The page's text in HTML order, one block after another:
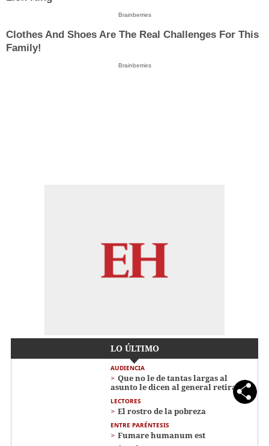
Brainberries
Clothes And Shoes Are The Real Challenges For This
Family!
Brainberries
LO ÚLTIMO
AUDIENCIA
Que no le de tantas largas al
asunto le dicen al general retirado
LECTORES
El rostro de la pobreza
ENTRE PARÉNTESIS
Fumare humanum est